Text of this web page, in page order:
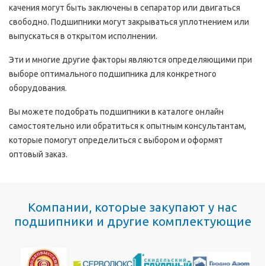
качения могут быть заключены в сепаратор или двигаться
свободно. Подшипники могут закрываться уплотнением или
выпускаться в открытом исполнении.
Эти и многие другие факторы являются определяющими при
выборе оптимального подшипника для конкретного
оборудования.
Вы можете подобрать подшипники в каталоге онлайн
самостоятельно или обратиться к опытным консультантам,
которые помогут определиться с выбором и оформят
оптовый заказ.
Компании, которые закупают у нас
подшипники и другие комплектующие